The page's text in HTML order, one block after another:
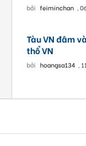
bởi feiminchan ,
Tàu VN đâm
thổ VN
bởi hoangsa134 ,